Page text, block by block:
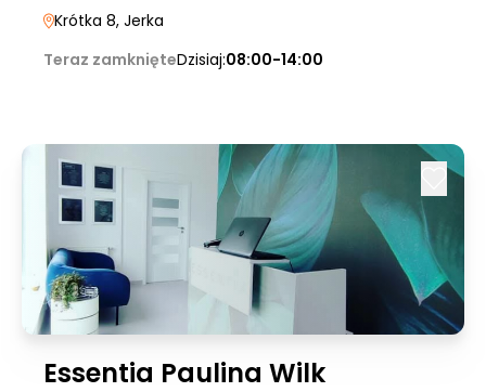
Krótka 8, Jerka
Teraz zamknięteDzisiaj:08:00-14:00
Essentia Paulina Wilk